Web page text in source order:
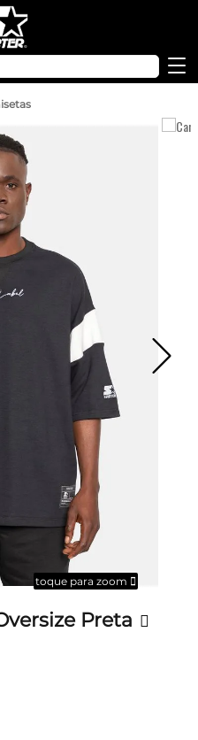
toque para zoom
Preta